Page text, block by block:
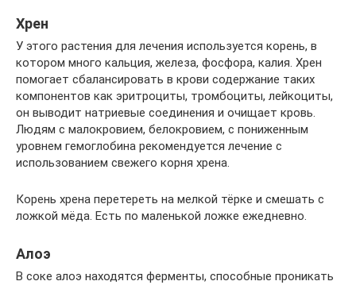
Хрен
У этого растения для лечения используется корень, в
котором много кальция, железа, фосфора, калия. Хрен
помогает сбалансировать в крови содержание таких
компонентов как эритроциты, тромбоциты, лейкоциты,
он выводит натриевые соединения и очищает кровь.
Людям с малокровием, белокровием, с пониженным
уровнем гемоглобина рекомендуется лечение с
использованием свежего корня хрена.
Корень хрена перетереть на мелкой тёрке и смешать с
ложкой мёда. Есть по маленькой ложке ежедневно.
Алоэ
В соке алоэ находятся ферменты, способные проникать